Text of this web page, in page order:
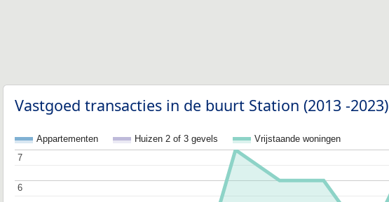
Vastgoed transacties in de buurt Station (2013 -2023)
Appartementen Huizen 2 of 3 gevels Vrijstaande woningen
6
6
7
7